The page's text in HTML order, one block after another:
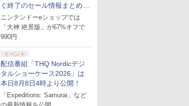
ぐ終了のセール情報まとめ
【8月8日更新】
ニンテンドーeショップでは
「大神 絶景版」が67%オフで
990円
イベント
配信番組「THQ Nordicデジ
タルショーケース2026」は
本日8月8日4時より公開！
「Expeditions: Samurai」など